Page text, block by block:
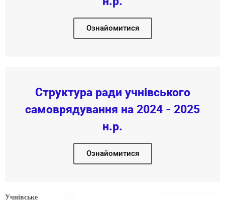
Ознайомитися
Структура ради учнівського
самоврядування на 2024 - 2025
н.р.
Ознайомитися
Учнівське